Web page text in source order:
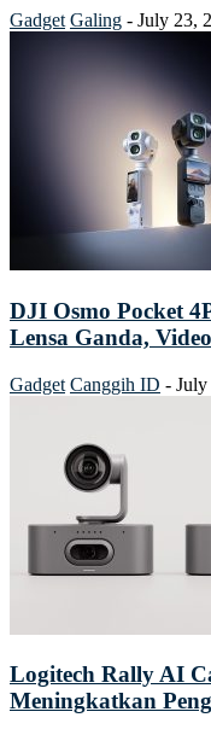
Gadget Galing - July 23,
DJI Osmo Pocket
Lensa Ganda,
Gadget Canggih ID - July
Logitech Rally AI
Meningkatkan